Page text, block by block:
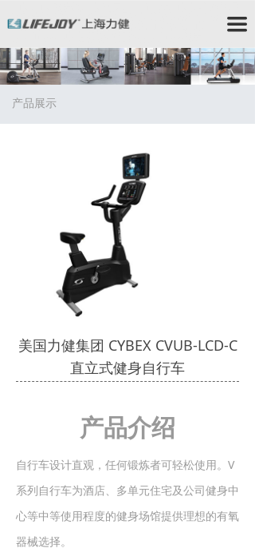
끀
驰跑步机/StarTrac跑步机/星驰健身器材/赛佰斯/赛佰斯
跑步机/CYBEX/赛佰斯健身器材/力健器械/力健
机/Lifefitness健身器材/时保雅跑步机/SportsArt跑步机/
时保雅健身器材/时保雅康复器材/时保雅康复设备
美国力健集团 CYBEX CVUB-LCD-C
直立式健身自行车
产品介绍
自行车设计直观，任何锻炼者可轻松使用。V
系列自行车为酒店、多单元住宅及公司健身中
心等中等使用程度的健身场馆提供理想的有氧
器械选择。
产品展示